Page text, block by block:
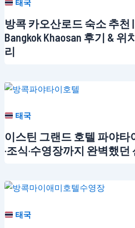
태국
방콕 카오산로드 숙소 추천 |
Bangkok Khaosan 후기 & 위
리
태국
이스틴 그랜드 호텔 파야타
·조식·수영장까지 완벽했던
태국